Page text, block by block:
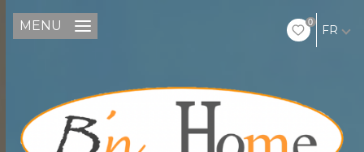
0
FR
MENU